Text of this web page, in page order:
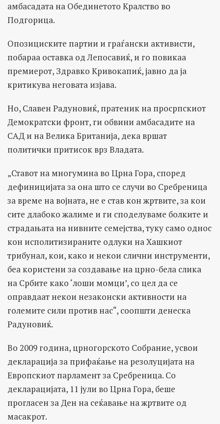
амбасадата на Обединетото Кралство во
Подгорица.
Опозициските партии и граѓански активисти,
побараа оставка од Лепосавиќ, и го повикаа
премиерот, Здравко Кривокапиќ, јавно да ја
критикува неговата изјава.
Но, Славен Радуновиќ, пратеник на просрпскиот
Демократски фронт, ги обвини амбасадите на
САД и на Велика Британија, дека вршат
политички притисок врз Владата.
„Ставот на многумина во Црна Гора, според
дефиницијата за она што се случи во Сребреница
за време на војната, не е став кон жртвите, за кои
сите длабоко жалиме и ги споделуваме болките и
страдањата на нивните семејства, туку само однос
кон исполитизираните одлуки на Хашкиот
трибунал, кои, како и некои слични инструменти,
беа користени за создавање на црно-бела слика
на Србите како ‘лоши момци’, со цел да се
оправдаат некои незаконски активности на
големите сили против нас“, соопшти денеска
Радуновиќ.
Во 2009 година, црногорското Собрание, усвои
декларација за прифаќање на резолуцијата на
Европскиот парламент за Сребреница. Со
декларацијата, 11 јули во Црна Гора, беше
прогласен за Ден на сеќавање на жртвите од
масакрот.